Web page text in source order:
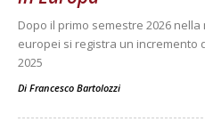
Dopo il primo semestre 2026
europei si registra un incremento
2025
Di Francesco Bartolozzi